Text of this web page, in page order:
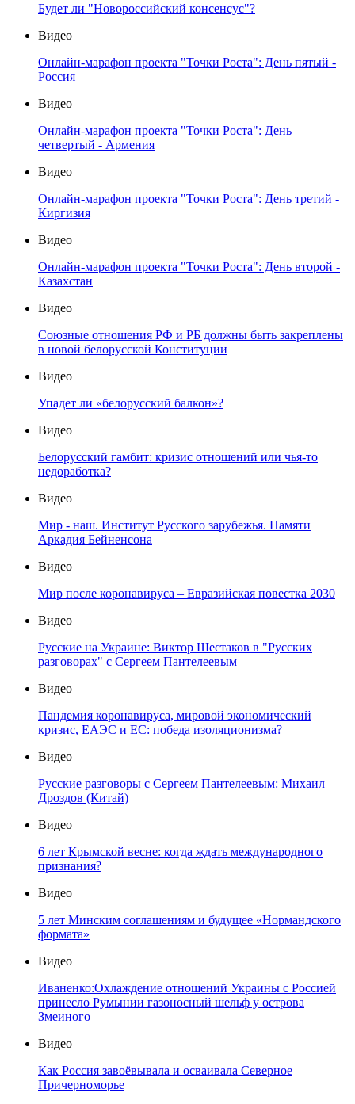
Будет ли "Новороссийский консенсус"?
Видео
Онлайн-марафон проекта "Точки Роста": День пятый -
Россия
Видео
Онлайн-марафон проекта "Точки Роста": День
четвертый - Армения
Видео
Онлайн-марафон проекта "Точки Роста": День третий -
Киргизия
Видео
Онлайн-марафон проекта "Точки Роста": День второй -
Казахстан
Видео
Союзные отношения РФ и РБ должны быть закреплены
в новой белорусской Конституции
Видео
Упадет ли «белорусский балкон»?
Видео
Белорусский гамбит: кризис отношений или чья-то
недоработка?
Видео
Мир - наш. Институт Русского зарубежья. Памяти
Аркадия Бейненсона
Видео
Мир после коронавируса – Евразийская повестка 2030
Видео
Русские на Украине: Виктор Шестаков в "Русских
разговорах" с Сергеем Пантелеевым
Видео
Пандемия коронавируса, мировой экономический
кризис, ЕАЭС и ЕС: победа изоляционизма?
Видео
Русские разговоры с Сергеем Пантелеевым: Михаил
Дроздов (Китай)
Видео
6 лет Крымской весне: когда ждать международного
признания?
Видео
5 лет Минским соглашениям и будущее «Нормандского
формата»
Видео
Иваненко:Охлаждение отношений Украины с Россией
принесло Румынии газоносный шельф у острова
Змеиного
Видео
Как Россия завоёвывала и осваивала Северное
Причерноморье